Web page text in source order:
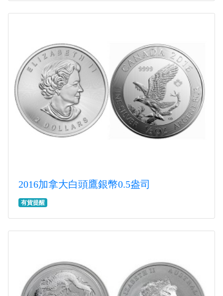
2016加拿大白頭鷹銀幣0.5盎司
有貨提醒